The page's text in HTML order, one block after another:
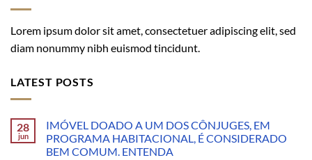
Lorem ipsum dolor sit amet, consectetuer adipiscing elit, sed
diam nonummy nibh euismod tincidunt.
LATEST POSTS
28
jun
IMÓVEL DOADO A UM DOS CÔNJUGES, EM
PROGRAMA HABITACIONAL, É CONSIDERADO
BEM COMUM. ENTENDA